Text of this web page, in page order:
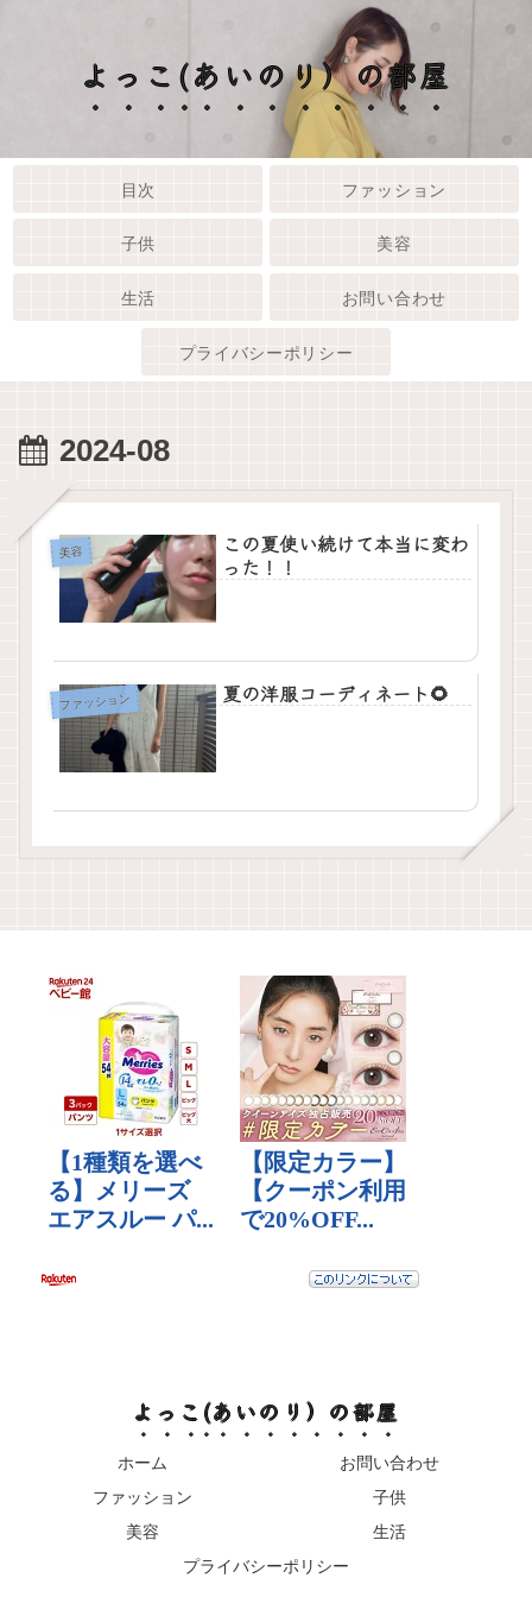
よっこ(あいのり）の部屋
目次 ファッション
子供 美容
生活 お問い合わせ
プライバシーポリシー
2024-08
美容
この夏使い続けて本当に変わ
った！！
ファッション 夏の洋服コーディネート🌻
よっこ(あいのり）の部屋
ホーム
お問い合わせ
ファッション
子供
美容
生活
プライバシーポリシー